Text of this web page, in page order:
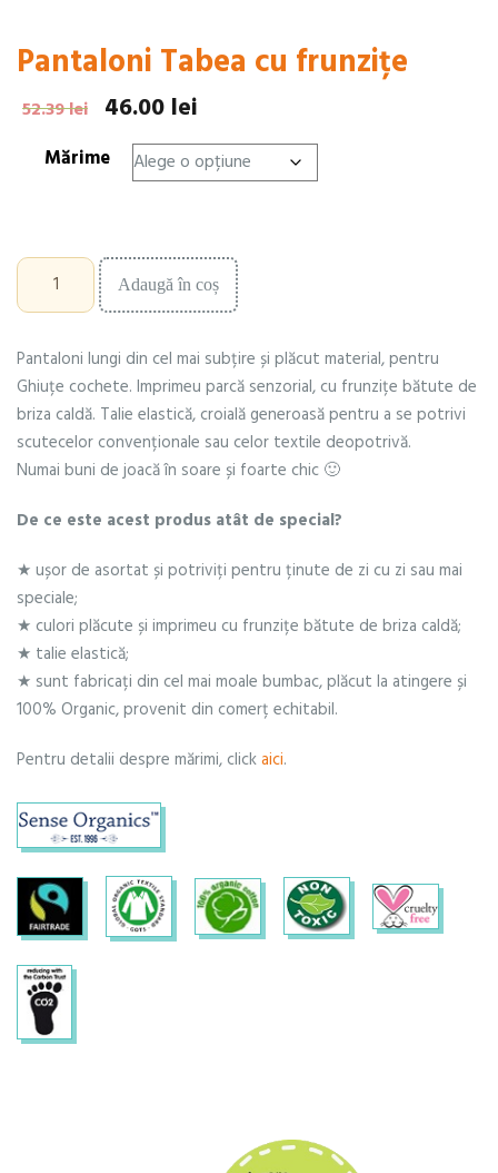
Pantaloni Tabea cu frunzițe
52.39lei
Prețul
inițial
a
46.00 lei
curent
este:
Mărime
Cantitate
Pantaloni
Tabea
frunzițe
Adaugă în coș
Pantaloni lungi din cel mai subțire și plăcut material, pentru
Ghiuțe cochete. Imprimeu parcă senzorial, cu frunzițe bătute de
briza caldă. Talie elastică, croială generoasă pentru a se potrivi
scutecelor convenționale sau celor textile deopotrivă.
Numai buni de joacă în soare și foarte chic 🙂
De ce este acest produs atât de special?
★ ușor de asortat și potriviți pentru ținute de zi cu zi sau mai
speciale;
★ culori plăcute și imprimeu cu frunzițe bătute de briza caldă;
★ talie elastică;
★ sunt fabricați din cel mai moale bumbac, plăcut la atingere și
100% Organic, provenit din comerț echitabil.
Pentru detalii despre mărimi, clickaici.